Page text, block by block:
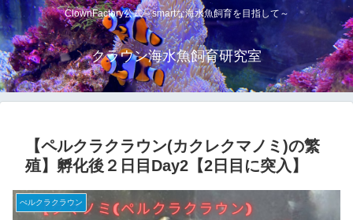
ClownFactory公式～smartな海水魚飼育を目指して～
クラウン海水魚飼育研究室
【ペルクラクラウン(カクレクマノミ)の繁
殖】孵化後２日目Day2【2日目に突入】
ぺルクラクラウン